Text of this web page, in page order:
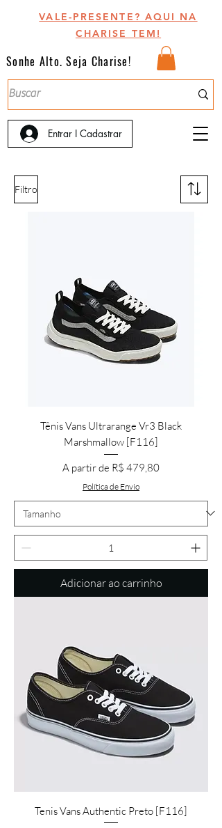
VALE-PRESENTE? AQUI NA
CHARISE TEM!
Sonhe Alto. Seja Charise!
Entrar I Cadastrar
Filtro
Tênis Vans Ultrarange Vr3 Black
Marshmallow [F116]
A partir de R$ 479,80
Preço promocional
Política de Envio
Adicionar ao carrinho
Tenis Vans Authentic Preto [F116]